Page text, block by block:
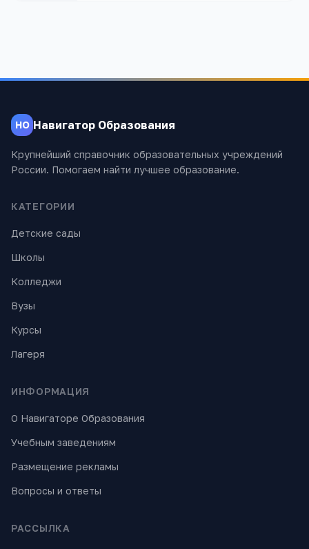
НО Навигатор Образования
Крупнейший справочник образовательных учреждений
России. Помогаем найти лучшее образование.
КАТЕГОРИИ
Детские сады
Школы
Колледжи
Вузы
Курсы
Лагеря
ИНФОРМАЦИЯ
О Навигаторе Образования
Учебным заведениям
Размещение рекламы
Вопросы и ответы
РАССЫЛКА